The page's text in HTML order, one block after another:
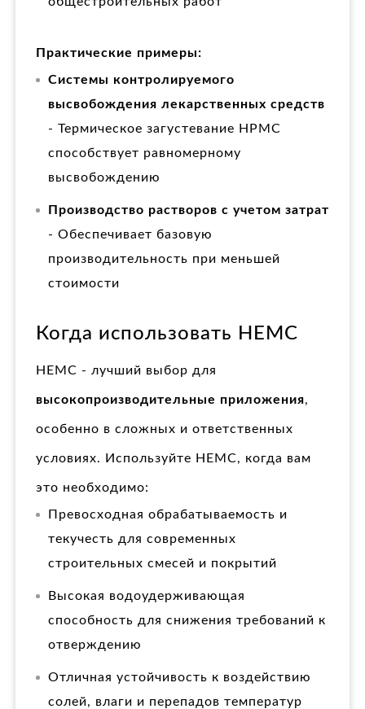
Практические примеры:
Системы контролируемого
высвобождения лекарственных средств
- Термическое загустевание HPMC
способствует равномерному
высвобождению
Производство растворов с учетом затрат
- Обеспечивает базовую
производительность при меньшей
стоимости
Когда использовать HEMC
HEMC - лучший выбор для
высокопроизводительные приложения,
особенно в сложных и ответственных
условиях. Используйте HEMC, когда вам
это необходимо:
Превосходная обрабатываемость и
текучесть для современных
строительных смесей и покрытий
Высокая водоудерживающая
способность для снижения требований к
отверждению
Отличная устойчивость к воздействию
солей, влаги и перепадов температур